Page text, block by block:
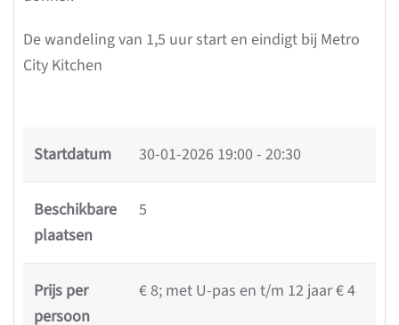
De wandeling van 1,5 uur start en eindigt bij Metro
City Kitchen
Startdatum 30-01-2026 19:00 - 20:30
Beschikbare
plaatsen
5
Prijs per
persoon
€ 8; met U-pas en t/m 12 jaar € 4